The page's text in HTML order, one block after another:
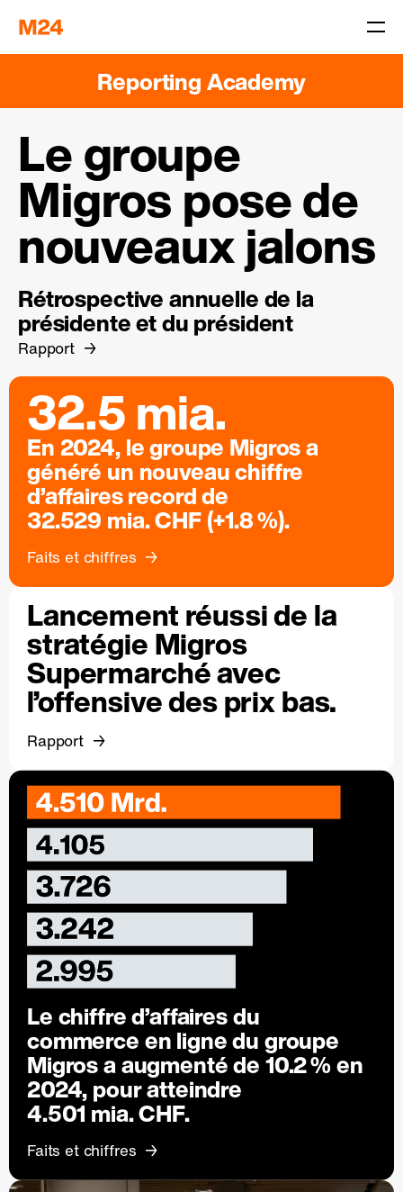
Reporting Academy
Le groupe
Migros pose de
nouveaux jalons
Rétrospective annuelle de la
présidente et du président
Rapport
32.5 mia.
En 2024, le groupe Migros a
généré un nouveau chiffre
d’affaires record de
32.529 mia. CHF (+1.8 %).
Faits et chiffres
Lancement réussi de la
stratégie Migros
Supermarché avec
l’offensive des prix bas.
Rapport
Le chiffre d’affaires du
commerce en ligne du groupe
Migros a augmenté de10.2 %en
2024, pour atteindre
4.501 mia. CHF.
Faits et chiffres